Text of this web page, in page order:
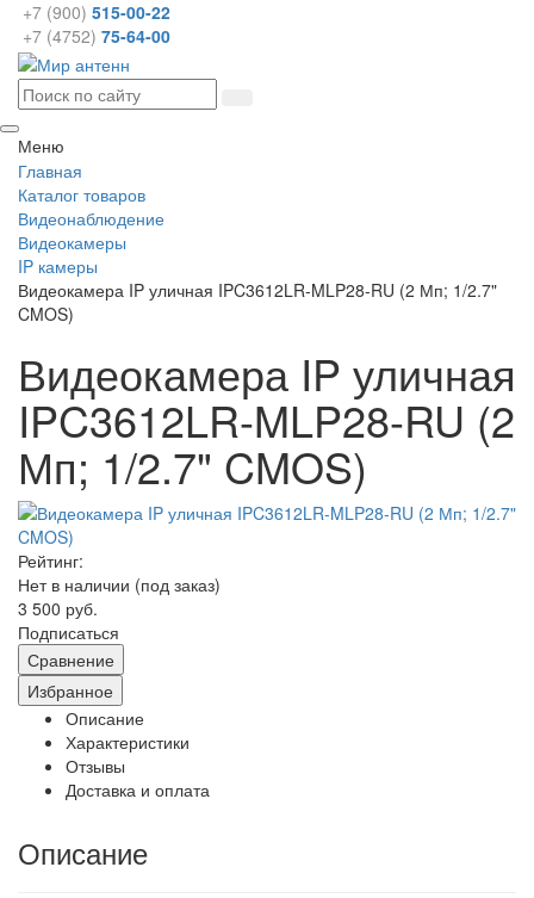
+7 (900) 515-00-22
+7 (4752) 75-64-00
Меню
Главная
Каталог товаров
Видеонаблюдение
Видеокамеры
IP камеры
Видеокамера IP уличная IPC3612LR-MLP28-RU (2 Мп; 1/2.7"
CMOS)
Видеокамера IP уличная
IPC3612LR-MLP28-RU (2
Мп; 1/2.7" CMOS)
Рейтинг:
Нет в наличии (под заказ)
3 500 руб.
Подписаться
Сравнение
Избранное
Описание
Характеристики
Отзывы
Доставка и оплата
Описание